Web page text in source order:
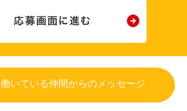
働いている仲間からのメッセージ